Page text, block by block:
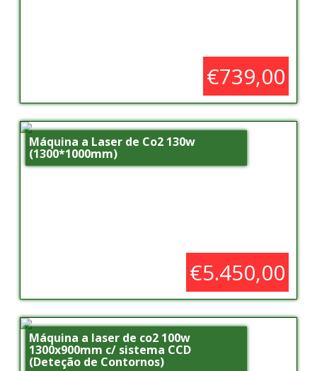
€739,00
Máquina a Laser de Co2 130w
(1300*1000mm)
€5.450,00
Máquina a laser de co2 100w
1300x900mm c/ sistema CCD
(Deteção de Contornos)